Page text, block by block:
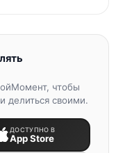
чтобы
делиться своими.
ДОСТУПНО В
App Store